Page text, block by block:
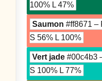
100% L 47%
Saumon #ff8671 –
S 56% L 100%
Vert jade #00c4b3
S 100% L 77%